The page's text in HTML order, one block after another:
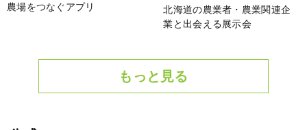
農場をつなぐアプリ
北海道の農業者・農業関連企
業と出会える展示会
もっと見る